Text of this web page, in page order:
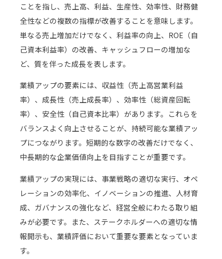
ことを指し、売上高、利益、生産性、効率性、財務健
全性などの複数の指標が改善することを意味します。
単なる売上増加だけでなく、利益率の向上、ROE（自
己資本利益率）の改善、キャッシュフローの増加な
ど、質を伴った成長を表します。
業績アップの要素には、収益性（売上高営業利益
率）、成長性（売上成長率）、効率性（総資産回転
率）、安全性（自己資本比率）があります。これらを
バランスよく向上させることが、持続可能な業績アッ
プにつながります。短期的な数字の改善だけでなく、
中長期的な企業価値向上を目指すことが重要です。
業績アップの実現には、事業戦略の適切な実行、オペ
レーションの効率化、イノベーションの推進、人材育
成、ガバナンスの強化など、経営全般にわたる取り組
みが必要です。また、ステークホルダーへの適切な情
報開示も、業績評価において重要な要素となっていま
す。